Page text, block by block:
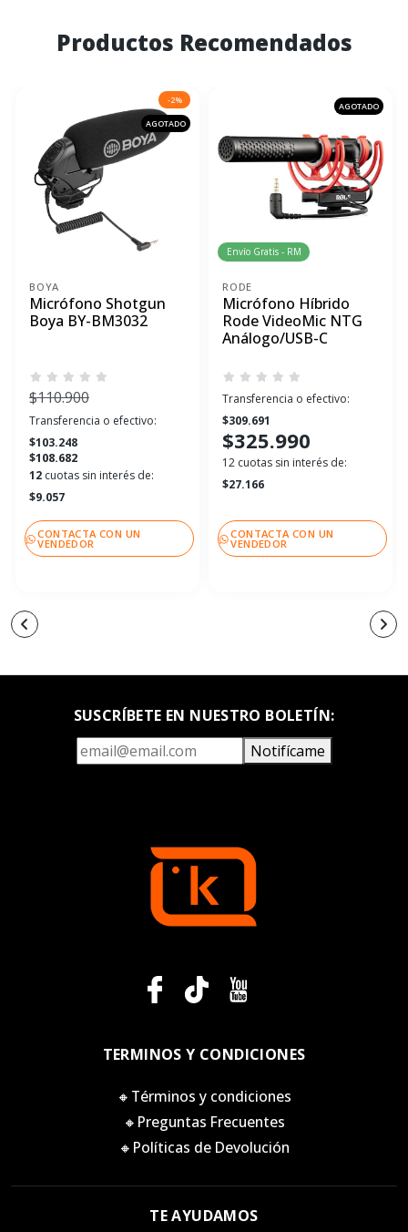
Productos Recomendados
-2%
AGOTADO
BOYA
Micrófono Shotgun
Boya BY-BM3032
$110.900
Transferencia o efectivo:
$103.248
$108.682
12 cuotas sin interés de:
$9.057
CONTACTA CON UN
VENDEDOR
AGOTADO
Envío Gratis - RM
RODE
Micrófono Híbrido
Rode VideoMic NTG
Análogo/USB-C
Transferencia o efectivo:
$309.691
$325.990
12 cuotas sin interés de:
$27.166
CONTACTA CON UN
VENDEDOR
SUSCRÍBETE EN NUESTRO BOLETÍN:
Notifícame
TERMINOS Y CONDICIONES
🔸Términos y condiciones
🔸Preguntas Frecuentes
🔸Políticas de Devolución
TE AYUDAMOS